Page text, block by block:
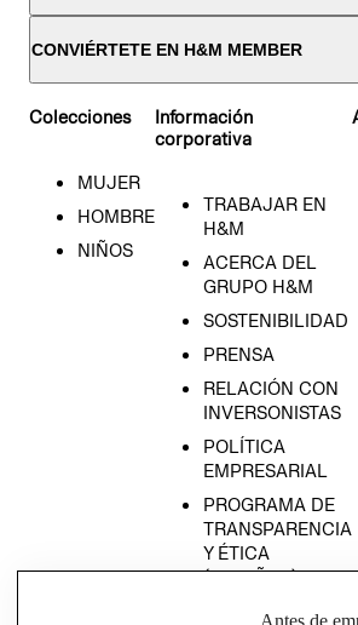
CONVIÉRTETE EN H&M MEMBER
Colecciones
MUJER
HOMBRE
NIÑOS
Información
corporativa
TRABAJAR EN
H&M
ACERCA DEL
GRUPO H&M
SOSTENIBILIDAD
PRENSA
RELACIÓN CON
INVERSONISTAS
POLÍTICA
EMPRESARIAL
PROGRAMA DE
TRANSPARENCIA
Y ÉTICA
(ESPAÑOL)
PROGRAMA DE